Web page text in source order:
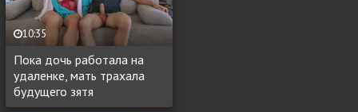
Пока дочь работала на
удаленке, мать трахала
будущего зятя
10:35